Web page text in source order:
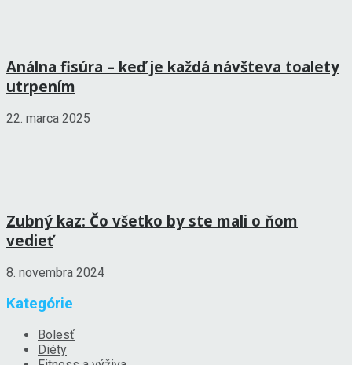
Análna fisúra – keď je každá návšteva toalety
utrpením
22. marca 2025
Zubný kaz: Čo všetko by ste mali o ňom
vedieť
8. novembra 2024
Kategórie
Bolesť
Diéty